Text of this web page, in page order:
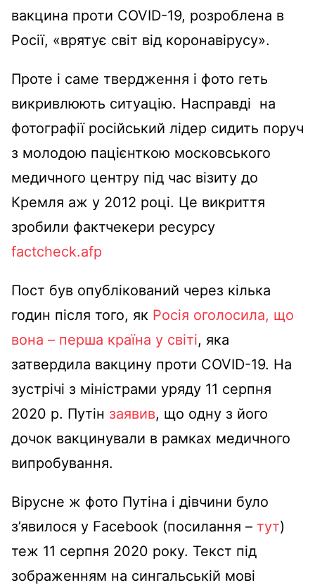
вакцина проти COVID-19, розроблена в
Росії, «врятує світ від коронавірусу».
Проте і саме твердження і фото геть
викривлюють ситуацію. Насправді на
фотографії російський лідер сидить поруч
з молодою пацієнткою московського
медичного центру під час візиту до
Кремля аж у 2012 році. Це викриття
зробили фактчекери ресурсу
factcheck.afp
Пост був опублікований через кілька
годин після того, як Росія оголосила, що
вона – перша країна у світі, яка
затвердила вакцину проти COVID-19. На
зустрічі з міністрами уряду 11 серпня
2020 р. Путін заявив, що одну з його
дочок вакцинували в рамках медичного
випробування.
Вірусне ж фото Путіна і дівчини було
з’явилося у Facebook (посилання – тут)
теж 11 серпня 2020 року. Текст під
зображенням на сингальській мові